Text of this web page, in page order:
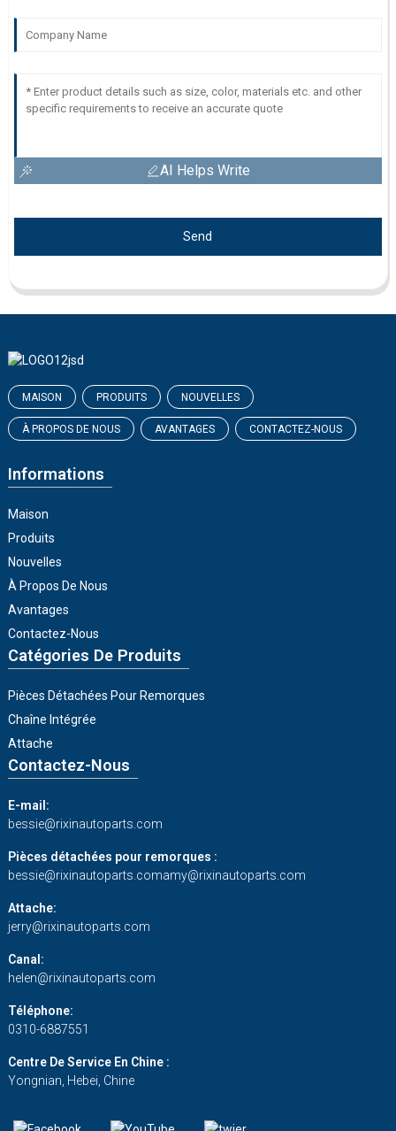
AI Helps Write
Send
MAISON PRODUITS NOUVELLES
À PROPOS DE NOUS AVANTAGES CONTACTEZ-NOUS
Informations
Maison
Produits
Nouvelles
À Propos De Nous
Avantages
Contactez-Nous
Catégories De Produits
Pièces Détachées Pour Remorques
Chaîne Intégrée
Attache
Contactez-Nous
E-mail:
bessie@rixinautoparts.com
Pièces détachées pour remorques :
bessie@rixinautoparts.comamy@rixinautoparts.com
Attache:
jerry@rixinautoparts.com
Canal:
helen@rixinautoparts.com
Téléphone:
0310-6887551
Centre De Service En Chine :
Yongnian, Hebei, Chine